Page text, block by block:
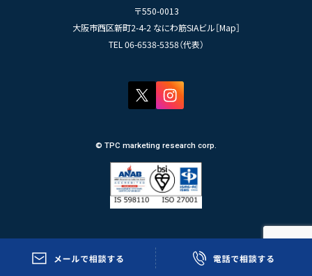
〒550-0013
大阪市西区新町2-4-2 なにわ筋SIAビル［Map］
TEL 06-6538-5358（代表）
© TPC marketing research corp.